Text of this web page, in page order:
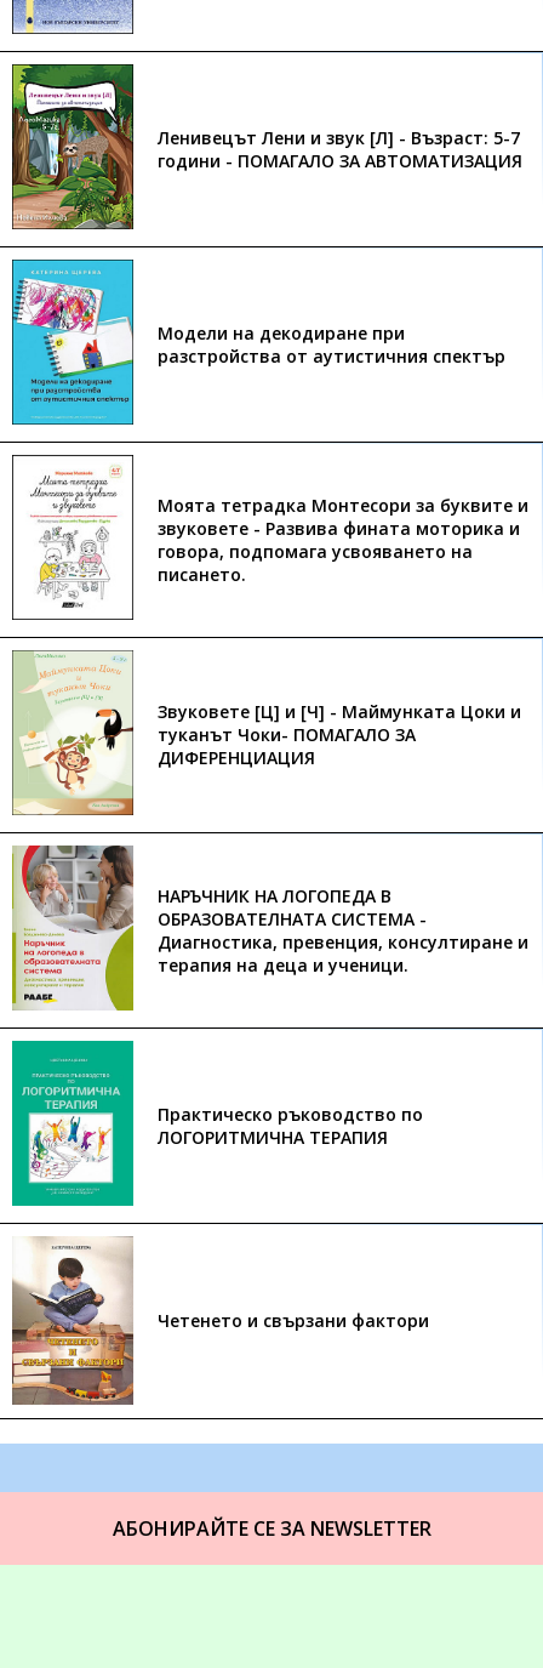
Ленивецът Лени и звук [Л] - Възраст: 5-7
години - ПОМАГАЛО ЗА АВТОМАТИЗАЦИЯ
Модели на декодиране при
разстройства от аутистичния спектър
Моята тетрадка Монтесори за буквите и
звуковете - Развива фината моторика и
говора, подпомага усвояването на
писането.
Звуковете [Ц] и [Ч] - Маймунката Цоки и
туканът Чоки- ПОМАГАЛО ЗА
ДИФЕРЕНЦИАЦИЯ
НАРЪЧНИК НА ЛОГОПЕДА В
ОБРАЗОВАТЕЛНАТА СИСТЕМА -
Диагностика, превенция, консултиране и
терапия на деца и ученици.
Практическо ръководство по
ЛОГОРИТМИЧНА ТЕРАПИЯ
Четенето и свързани фактори
АБОНИРАЙТЕ СЕ ЗА NEWSLETTER